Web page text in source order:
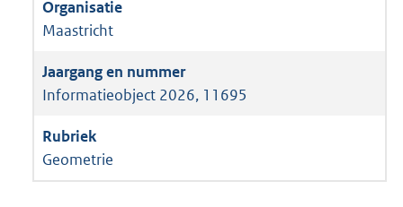
Maastricht
Informatieobject 2026, 11695
Geometrie